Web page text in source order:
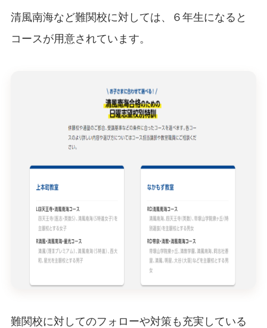
清風南海など難関校に対しては、６年生になると
コースが用意されています。
難関校に対してのフォローや対策も充実している